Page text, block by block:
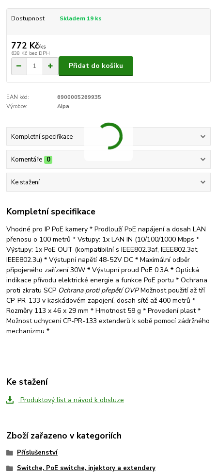
Dostupnost Skladem 19 ks
772 Kč/ks
638 Kč bez DPH
Přidat do košíku
EAN kód:
6900005269935
Výrobce:
Aipa
Kompletní specifikace
Komentáře 0
Ke stažení
Kompletní specifikace
Vhodné pro IP PoE kamery * Prodlouží PoE napájení a dosah LAN
přenosu o 100 metrů * Vstupy: 1x LAN IN (10/100/1000 Mbps *
Výstupy: 1x PoE OUT (kompatibilní s IEEE802.3af, IEEE802.3at,
IEEE802.3u) * Výstupní napětí 48-52V DC * Maximální odběr
připojeného zařízení 30W * Výstupní proud PoE 0.3A * Optická
indikace přívodu elektrické energie a funkce PoE portu * Ochrana
proti zkratu SCP Ochrana proti přepětí OVPMožnost použití až tří
CP-PR-133 v kaskádovém zapojení, dosah sítě až 400 metrů *
Rozměry 113 x 46 x 29 mm * Hmotnost 58 g * Provedení plast *
Možnost uchycení CP-PR-133 extenderů k sobě pomocí zádržného
mechanizmu *
Ke stažení
Produktový list a návod k obsluze
Zboží zařazeno v kategoriích
Příslušenství
Switche, PoE switche, injektory a extendery